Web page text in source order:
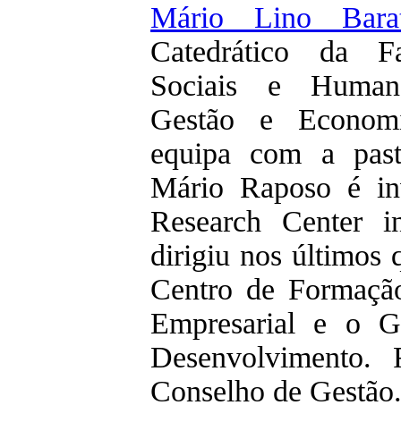
Mário Lino
Catedrático da
Sociais e
Gestão e
equipa com a
Mário Raposo é
Research Center
dirigiu nos últimos
Centro de
Empresarial e o
Conselho de Gestão.